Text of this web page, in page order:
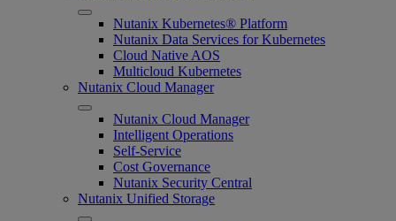
Nutanix Kubernetes® Platform
Nutanix Data Services for Kubernetes
Cloud Native AOS
Multicloud Kubernetes
Nutanix Cloud Manager
Nutanix Cloud Manager
Intelligent Operations
Self-Service
Cost Governance
Nutanix Security Central
Nutanix Unified Storage